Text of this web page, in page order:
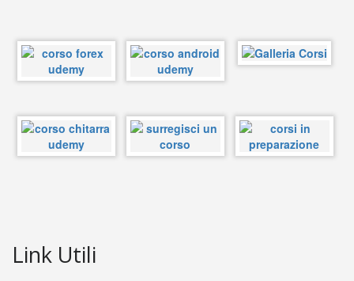
Link Utili